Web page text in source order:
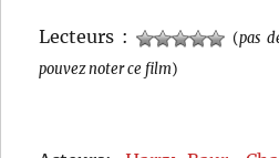
Lecteurs : (pas
pouvez noter ce film)